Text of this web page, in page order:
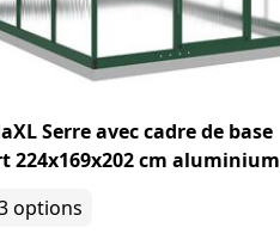
Serre avec cadre de base
224x169x202 cm aluminium
options